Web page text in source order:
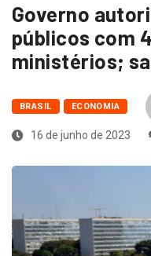
Governo
públicos com
ministérios;
BRASIL ECONOMIA
16 de junho de 2023